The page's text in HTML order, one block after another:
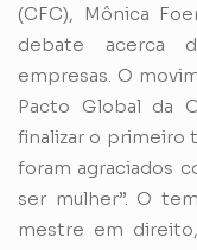
(CFC), Mônica
debate acerca
empresas. O
Pacto Global da
finalizar o primeiro
foram agraciados
ser mulher”. O
mestre em